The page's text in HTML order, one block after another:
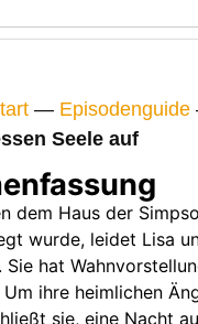
Folge
— Episodenguide
Seele auf
dem Haus der
wurde, leidet Lisa
hat
ihre heimlichen
sie, eine Nacht